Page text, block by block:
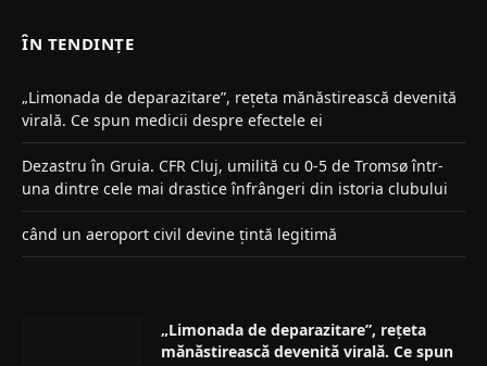
ÎN TENDINȚE
„Limonada de deparazitare”, rețeta mănăstirească devenită
virală. Ce spun medicii despre efectele ei
Dezastru în Gruia. CFR Cluj, umilită cu 0-5 de Tromsø într-
una dintre cele mai drastice înfrângeri din istoria clubului
când un aeroport civil devine țintă legitimă
„Limonada de deparazitare”, rețeta
mănăstirească devenită virală. Ce spun